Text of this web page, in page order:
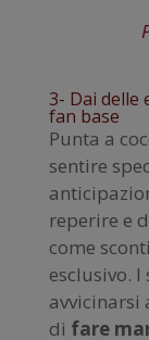
3- Dai delle
fan base
Punta a
sentire
reperire e
come
esclusivo.
avvicinarsi
di fare